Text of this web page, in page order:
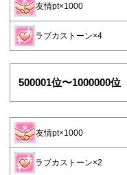
友情pt×1000
ラブカストーン×4
500001位〜1000000位
友情pt×1000
ラブカストーン×2